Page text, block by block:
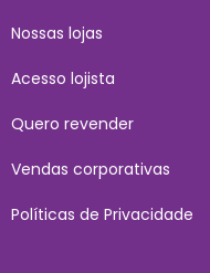
Nossas lojas
Acesso lojista
Quero revender
Vendas corporativas
Políticas de Privacidade